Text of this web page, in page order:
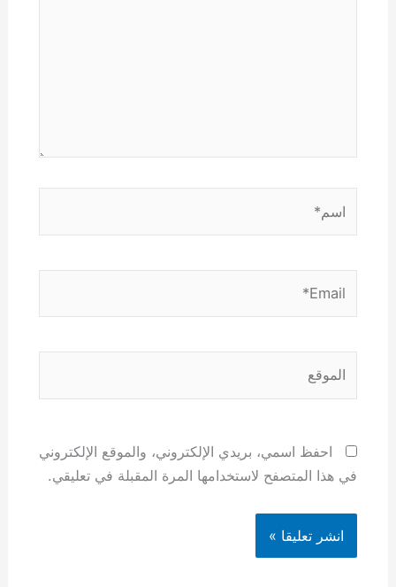
احفظ اسمي، بريدي الإلكتروني، والموقع الإلكتروني
في هذا المتصفح لاستخدامها المرة المقبلة في تعليقي.